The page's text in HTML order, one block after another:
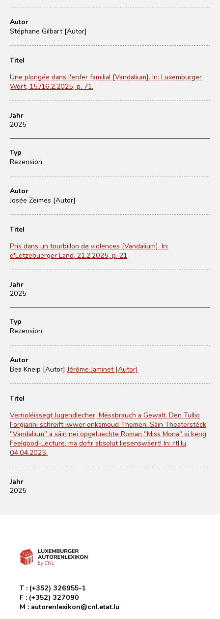
Autor
Stéphane Gilbart [Autor]
Titel
Une plongée dans l'enfer familial [Vandalium]. In: Luxemburger
Wort, 15./16.2.2025, p. 71.
Jahr
2025
Typ
Rezension
Autor
Josée Zeimes [Autor]
Titel
Pris dans un tourbillon de violences [Vandalium]. In:
d'Lëtzebuerger Land, 21.2.2025, p. 21
Jahr
2025
Typ
Rezension
Autor
Bea Kneip [Autor] Jérôme Jaminet [Autor]
Titel
Vernoléissegt Jugendlecher, Mëssbrauch a Gewalt. Den Tullio
Forgiarini schreift iwwer onkamoud Themen. Säin Theaterstéck
"Vandalium" a säin nei opgeluechte Roman "Miss Mona" si keng
Feelgood-Lecture, mä dofir absolut liesenswäert! In: rtl.lu,
04.04.2025.
Jahr
2025
T : (+352) 326955-1
F : (+352) 327090
M : autorenlexikon@cnl.etat.lu